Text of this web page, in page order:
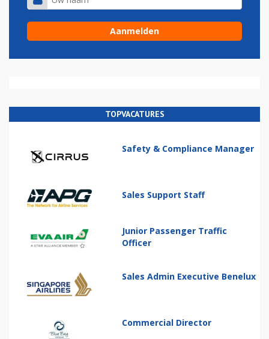
TOPVACATURES
Safety & Compliance Manager
Sales Support Staff
Junior Passenger Traffic
Officer
Sales Admin Executive Benelux
Commercial Director